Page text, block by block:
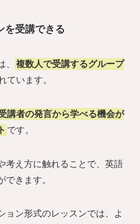
を受講できる
複数人で受講するグループ
ています。
講者の発言から学べる機会が
です。
考え方に触れることで、英語
できます。
ョン形式のレッスンでは、よ